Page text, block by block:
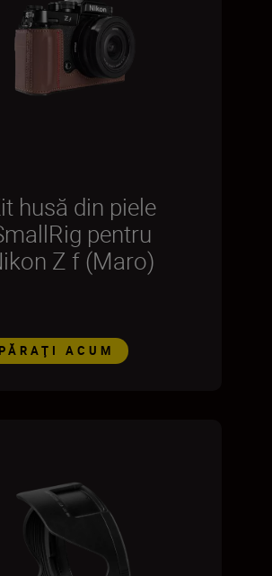
husă din piele
pentru
Z f (Maro)
ACUM